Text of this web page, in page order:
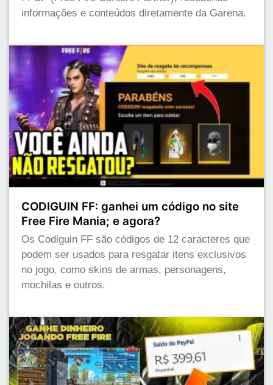
informações e conteúdos diretamente da Garena.
CODIGUIN FF: ganhei um código no site
Free Fire Mania; e agora?
Os Codiguin FF são códigos de 12 caracteres que
podem ser usados para resgatar itens exclusivos
no jogo, como skins de armas, personagens,
mochilas e outros.